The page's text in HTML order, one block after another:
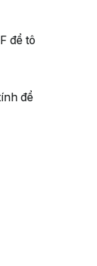
để tô
để